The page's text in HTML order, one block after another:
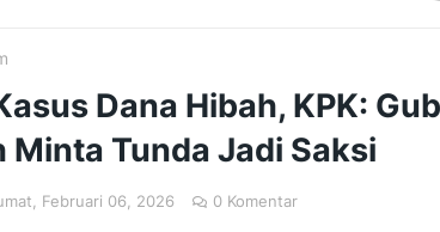
Dana Hibah, KPK:
Minta Tunda Jadi Saksi
Februari 06, 2026 0 Komentar